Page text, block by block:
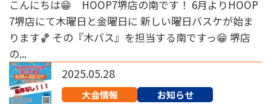
こんにちは😁 HOOP7堺店の南です！ 6月よりHOOP
7堺店にて木曜日と金曜日に 新しい曜日バスケが始ま
ります🏀 その『木バス』を担当する南ですっ😁 堺店
の...
2025.05.28
大会情報 お知らせ